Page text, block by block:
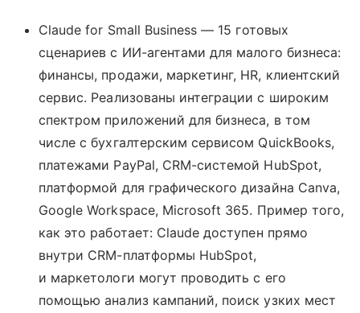
Claude for Small Business — 15 готовых
сценариев с ИИ-агентами для малого бизнеса:
финансы, продажи, маркетинг, HR, клиентский
сервис. Реализованы интеграции с широким
спектром приложений для бизнеса, в том
числе с бухгалтерским сервисом QuickBooks,
платежами PayPal, CRM-системой HubSpot,
платформой для графического дизайна Canva,
Google Workspace, Microsoft 365. Пример того,
как это работает: Claude доступен прямо
внутри CRM-платформы HubSpot,
и маркетологи могут проводить с его
помощью анализ кампаний, поиск узких мест